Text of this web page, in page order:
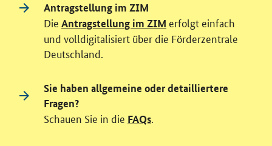
Antragstellung im ZIM
Die Antragstellung im ZIM erfolgt einfach
und volldigitalisiert über die Förderzentrale
Deutschland.
Sie haben allgemeine oder detailliertere
Fragen?
Schauen Sie in die FAQs.